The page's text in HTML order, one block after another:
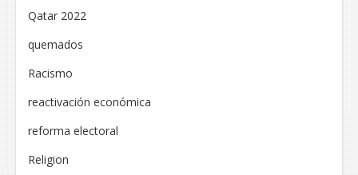
Qatar 2022
quemados
Racismo
reactivación económica
reforma electoral
Religion